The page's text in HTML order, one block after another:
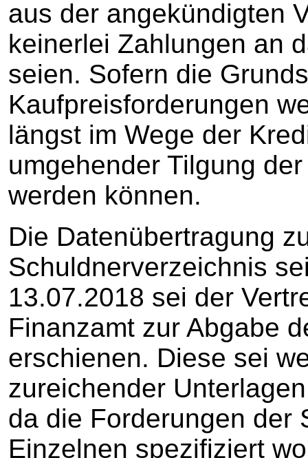
aus der angekündigten
keinerlei Zahlungen an
seien. Sofern die
Kaufpreisforderungen
längst im Wege der
umgehender Tilgung
werden können.
Die Datenübertragung
Schuldnerverzeichnis
13.07.2018 sei der
Finanzamt zur Abgabe
erschienen. Diese sei
zureichender
da die Forderungen der
Einzelnen spezifiziert